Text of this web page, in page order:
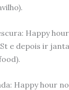
Happy
e depois ir
Happy hour no